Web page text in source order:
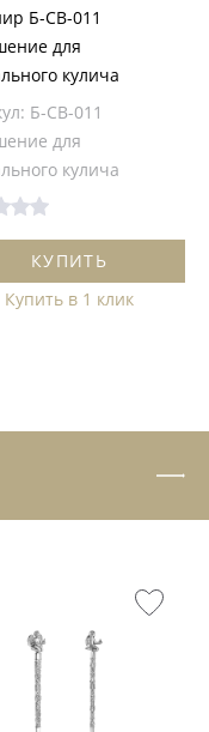
Б-СВ-011
для
кулича
Б-СВ-011
для
кулича
КУПИТЬ
Купить в 1 клик